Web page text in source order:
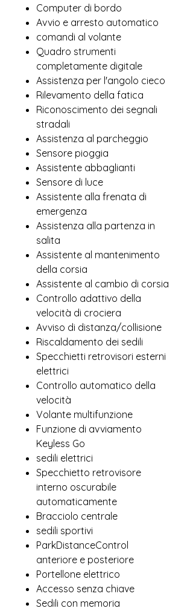
Computer di bordo
Avvio e arresto automatico
comandi al volante
Quadro strumenti
completamente digitale
Assistenza per l'angolo cieco
Rilevamento della fatica
Riconoscimento dei segnali
stradali
Assistenza al parcheggio
Sensore pioggia
Assistente abbaglianti
Sensore di luce
Assistente alla frenata di
emergenza
Assistenza alla partenza in
salita
Assistente al mantenimento
della corsia
Assistente al cambio di corsia
Controllo adattivo della
velocità di crociera
Avviso di distanza/collisione
Riscaldamento dei sedili
Specchietti retrovisori esterni
elettrici
Controllo automatico della
velocità
Volante multifunzione
Funzione di avviamento
Keyless Go
sedili elettrici
Specchietto retrovisore
interno oscurabile
automaticamente
Bracciolo centrale
sedili sportivi
ParkDistanceControl
anteriore e posteriore
Portellone elettrico
Accesso senza chiave
Sedili con memoria